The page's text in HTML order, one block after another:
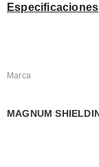
Especificaciones
Marca
MAGNUM